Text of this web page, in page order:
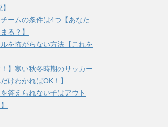
チームの条件は4つ【あなた
る？】
ルを怖がらない方法【これを
！】寒い秋冬時期のサッカー
けわかればOK！】
答えられない子はアウト